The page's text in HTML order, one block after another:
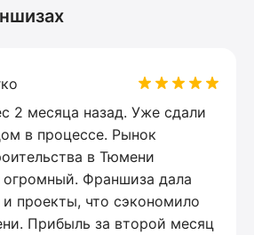
2 месяца назад. Уже сдали
в процессе. Рынок
в Тюмени
огромный. Франшиза дала
проекты, что сэкономило
Прибыль за второй месяц